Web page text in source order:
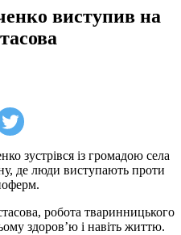
виступив на
зустрівся із громадою села
де люди виступають проти
робота тваринницького
здоров’ю і навіть життю.